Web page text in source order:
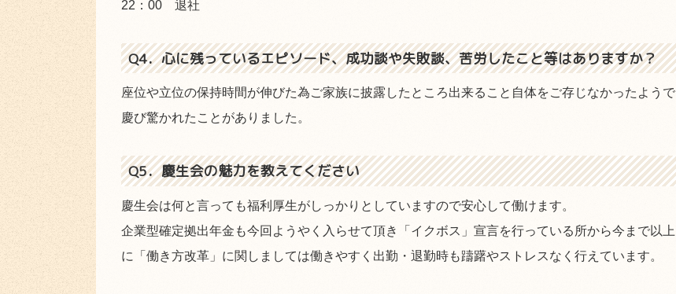
22：00 退社
Q4．心に残っているエピソード、成功談や失敗談、苦労したこと等はありますか？
座位や立位の保持時間が伸びた為ご家族に披露したところ出来ること自体をご存じなかったようで
慶び驚かれたことがありました。
Q5．慶生会の魅力を教えてください
慶生会は何と言っても福利厚生がしっかりとしていますので安心して働けます。
企業型確定拠出年金も今回ようやく入らせて頂き「イクボス」宣言を行っている所から今まで以上
に「働き方改革」に関しましては働きやすく出勤・退勤時も躊躇やストレスなく行えています。